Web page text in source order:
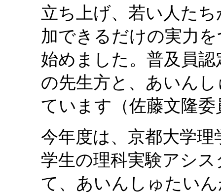
立ち上げ、若い人た
加できるだけの実力
始めました。普及員
の先生方と、あいん
ています（佐藤文隆委
今年度は、京都大学
学生の理科実験アシ
て、あいんしゅたい